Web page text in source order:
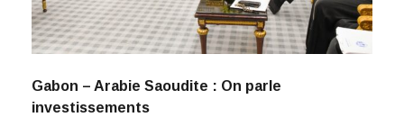
Gabon – Arabie Saoudite : On parle
investissements